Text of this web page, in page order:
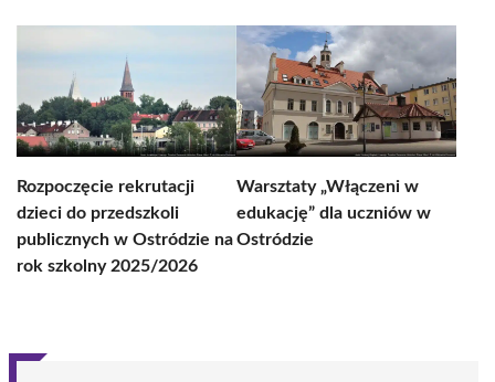
Rozpoczęcie rekrutacji
dzieci do przedszkoli
publicznych w Ostródzie na
rok szkolny 2025/2026
Warsztaty „Włączeni w
edukację” dla uczniów w
Ostródzie